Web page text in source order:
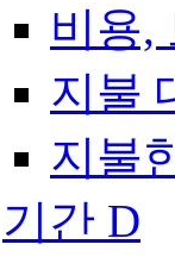
비용,
지불
지불
기간 D